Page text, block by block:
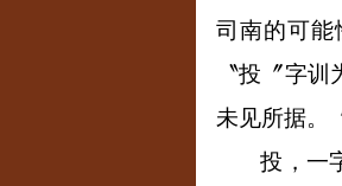
司南的可能
〝投〞字
未见所据。
投，一